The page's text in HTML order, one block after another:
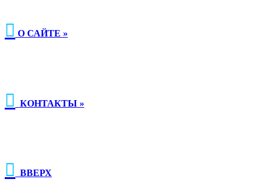
 О САЙТЕ »
 КОНТАКТЫ »
 ВВЕРХ